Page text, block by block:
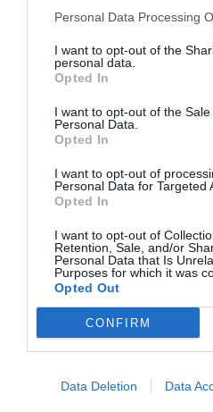
Personal Data Processing
I want to opt-out of the
personal data.
Opted In
I want to opt-out of the
Personal Data.
Opted In
I want to opt-out of
Personal Data for Targeted
Opted In
I want to opt-out of
Retention, Sale, and/or
Personal Data that Is
Purposes for which it was
Opted Out
CONFIRM
Data Deletion Data
3D Sixestarán presentes
"Durante los últimos años
eficaces y sostenibles, lo
aumento de las ventas de
ha señalado Victor Blanc,
Advanced Factorías y
empresas que
evolucionan
industria 4.0